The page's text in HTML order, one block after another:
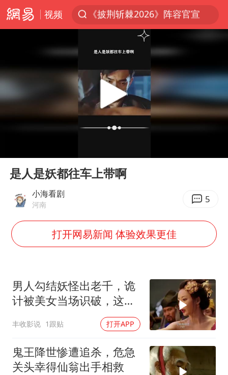
视频
浙江省甬江发生2026年第1号洪水
美将每月供乌爱国者拦截导弹
独闯南太行的失联女生最后轨迹已确认
上海全力守护市民“菜篮子”
猫咪过火把节被抹成黑猫
宝妈给四胞胎取名平安喜乐
BLG经理辟谣Bin离队
总书记点赞的非遗苗绣焕发新生机
Play
是人是妖都往车上带啊
小海看剧
河南 5
打开网易新闻 体验效果更佳
男人勾结妖怪出老千，诡
计被美女当场识破，这波
丰收影说 1跟贴 打开APP
鬼王降世惨遭追杀，危急
关头幸得仙翁出手相救